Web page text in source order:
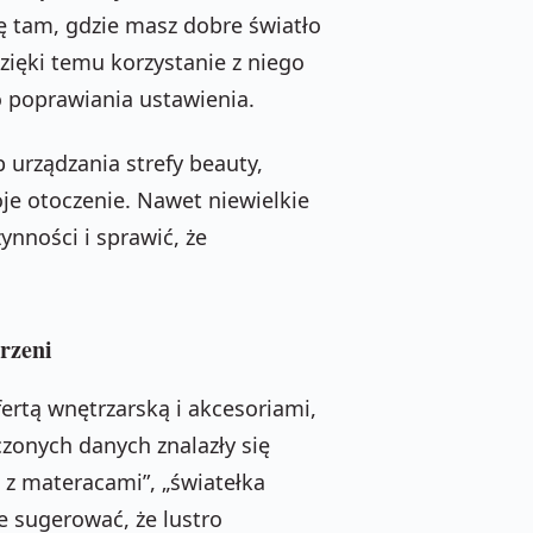
tam, gdzie masz dobre światło
temu korzystanie z niego
ustawienia.
urządzania strefy beauty,
otoczenie. Nawet niewielkie
i sprawić, że
wnętrzarską i akcesoriami,
danych znalazły się
materacami”, „światełka
sugerować, że lustro